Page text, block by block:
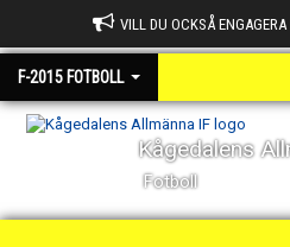
VILL DU OCKSÅ
F-2015 FOTBOLL
Kågedalens
Fotboll